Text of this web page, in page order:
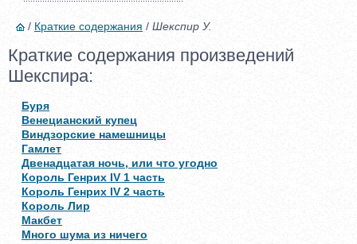
/ Краткие содержания / Шекспир У.
Краткие содержания произведений
Шекспира:
Буря
Венецианский купец
Виндзорские намешницы
Гамлет
Двенадцатая ночь, или что угодно
Король Генрих IV 1 часть
Король Генрих IV 2 часть
Король Лир
Макбет
Много шума из ничего